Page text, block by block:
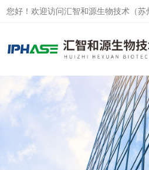
您好！欢迎访问汇智和源生物技术（苏